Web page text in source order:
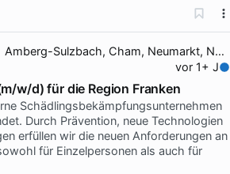
Amberg-Sulzbach, Cham, Neumarkt, Neustadt
vor 1+ J
w/d) für die Region Franken
Schädlingsbekämpfungsunternehmen
Durch Prävention, neue Technologien
erfüllen wir die neuen Anforderungen an
für Einzelpersonen als auch für